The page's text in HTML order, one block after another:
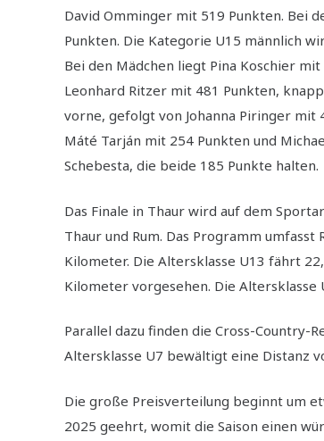
David Omminger mit 519 Punkten. Bei
Punkten. Die Kategorie U15 männlich
Bei den Mädchen liegt Pina Koschier
Leonhard Ritzer mit 481 Punkten,
vorne, gefolgt von Johanna Piringer mit
Máté Tarján mit 254 Punkten und
Schebesta, die beide 185 Punkte halten.
Das Finale in Thaur wird auf dem
Thaur und Rum. Das Programm
Kilometer. Die Altersklasse U13 fährt
Kilometer vorgesehen. Die Altersklasse
Parallel dazu finden die Cross-Country-
Altersklasse U7 bewältigt eine Distanz
Die große Preisverteilung beginnt um
2025 geehrt, womit die Saison einen